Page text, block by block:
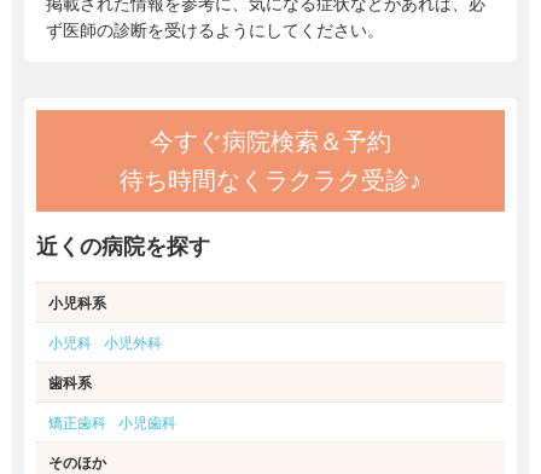
ず医師の診断を受けるようにしてください。
今すぐ病院検索＆予約
待ち時間なくラクラク受診♪
近くの病院を探す
小児科系
小児科 小児外科
歯科系
矯正歯科 小児歯科
そのほか